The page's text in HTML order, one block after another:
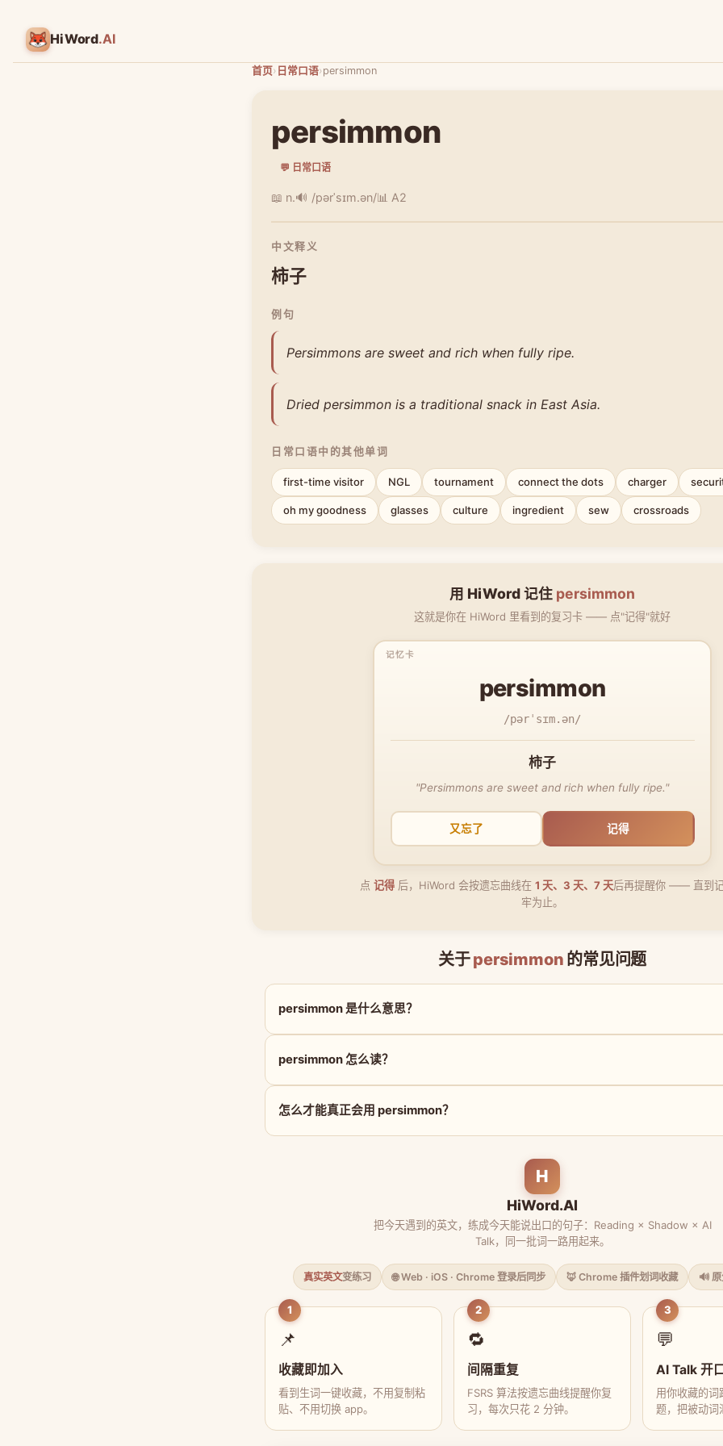
HiWord.AI
首页› 日常口语›persimmon
persimmon
💬 日常口语
📖 n.🔊 /pərˈsɪm.ən/📊 A2
中文释义
柿子
例句
Persimmons are sweet and rich when fully ripe.
Dried persimmon is a traditional snack in East Asia.
日常口语中的其他单词
first-time visitor NGL tournament connect the dots charger
oh my goodness glasses culture ingredient sew crossroads
用 HiWord 记住 persimmon
这就是你在 HiWord 里看到的复习卡 —— 点"记得"就好
persimmon
/pərˈsɪm.ən/
柿子
"Persimmons are sweet and rich when fully ripe."
又忘了 记得
点 记得 后，HiWord 会按遗忘曲线在 1 天、3 天、7 天后再提醒你 —— 直到
牢为止。
关于persimmon 的常见问题
persimmon 是什么意思？
persimmon 怎么读？
怎么才能真正会用 persimmon？
H
HiWord.AI
把今天遇到的英文，练成今天能说出口的句子：Reading × Shadow × AI
Talk，同一批词一路用起来。
真实英文变练习 🌐 Web · iOS · Chrome 登录后同步 🦊 Chrome 插件划词收藏 🔊
1
📌
收藏即加入
看到生词一键收藏，不用复制粘
贴、不用切换 app。
2
🔁
间隔重复
FSRS 算法按遗忘曲线提醒你复
习，每次只花 2 分钟。
3
💬
AI Talk 开
用你收藏的词
题，把被动词